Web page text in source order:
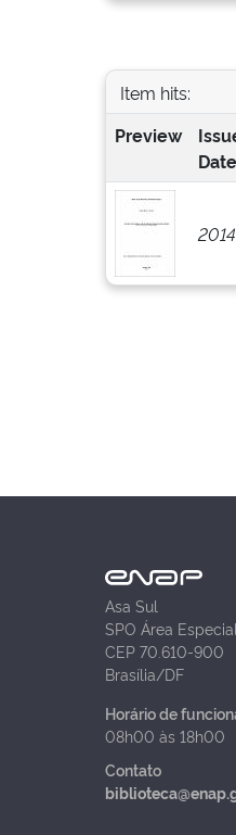
Item hits:
Preview
Date
2014
Asa Sul
SPO Área
CEP 70.610-900
Brasília/DF
Horário de
08h00 às 18h00
Contato